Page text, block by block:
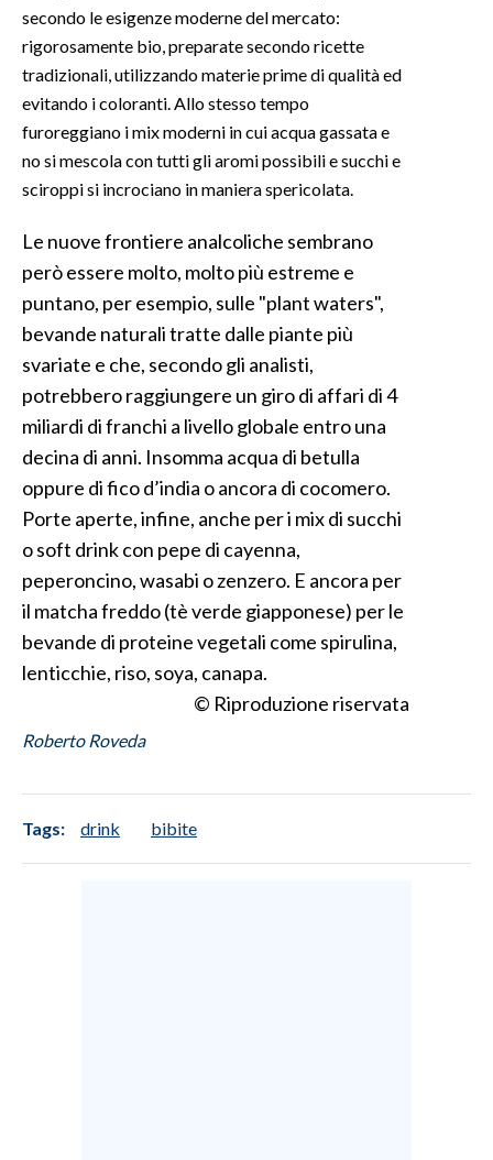
secondo le esigenze moderne del mercato:
rigorosamente bio, preparate secondo ricette
tradizionali, utilizzando materie prime di qualità ed
evitando i coloranti. Allo stesso tempo
furoreggiano i mix moderni in cui acqua gassata e
no si mescola con tutti gli aromi possibili e succhi e
sciroppi si incrociano in maniera spericolata.
Le nuove frontiere analcoliche sembrano
però essere molto, molto più estreme e
puntano, per esempio, sulle "plant waters",
bevande naturali tratte dalle piante più
svariate e che, secondo gli analisti,
potrebbero raggiungere un giro di affari di 4
miliardi di franchi a livello globale entro una
decina di anni. Insomma acqua di betulla
oppure di fico d’india o ancora di cocomero.
Porte aperte, infine, anche per i mix di succhi
o soft drink con pepe di cayenna,
peperoncino, wasabi o zenzero. E ancora per
il matcha freddo (tè verde giapponese) per le
bevande di proteine vegetali come spirulina,
lenticchie, riso, soya, canapa.
© Riproduzione riservata
Roberto Roveda
Tags: drink bibite